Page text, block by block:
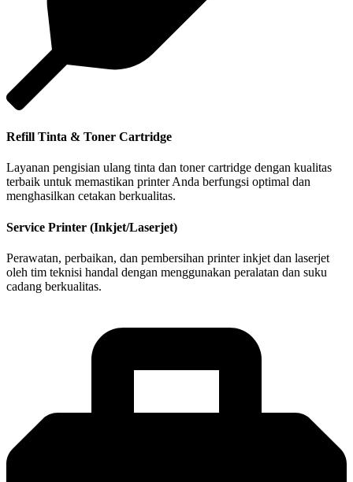
Refill Tinta & Toner Cartridge
Layanan pengisian ulang tinta dan toner cartridge dengan kualitas
terbaik untuk memastikan printer Anda berfungsi optimal dan
menghasilkan cetakan berkualitas.
Service Printer (Inkjet/Laserjet)
Perawatan, perbaikan, dan pembersihan printer inkjet dan laserjet
oleh tim teknisi handal dengan menggunakan peralatan dan suku
cadang berkualitas.